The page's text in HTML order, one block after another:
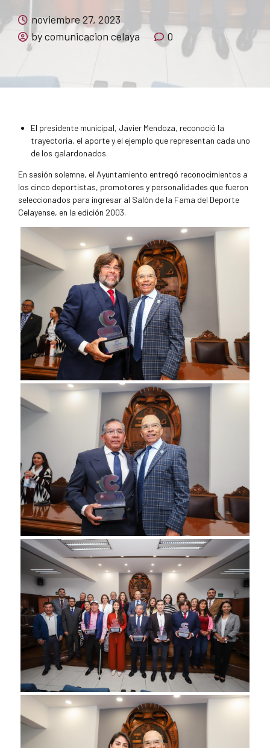
noviembre 27, 2023
by comunicacion celaya
0
El presidente municipal, Javier Mendoza, reconoció la
trayectoria, el aporte y el ejemplo que representan cada uno
de los galardonados.
En sesión solemne, el Ayuntamiento entregó reconocimientos a
los cinco deportistas, promotores y personalidades que fueron
seleccionados para ingresar al Salón de la Fama del Deporte
Celayense, en la edición 2003.